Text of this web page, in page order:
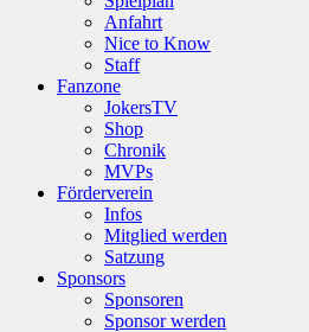
Anfahrt
Nice to Know
Staff
Fanzone
JokersTV
Shop
Chronik
MVPs
Förderverein
Infos
Mitglied werden
Satzung
Sponsors
Sponsoren
Sponsor werden